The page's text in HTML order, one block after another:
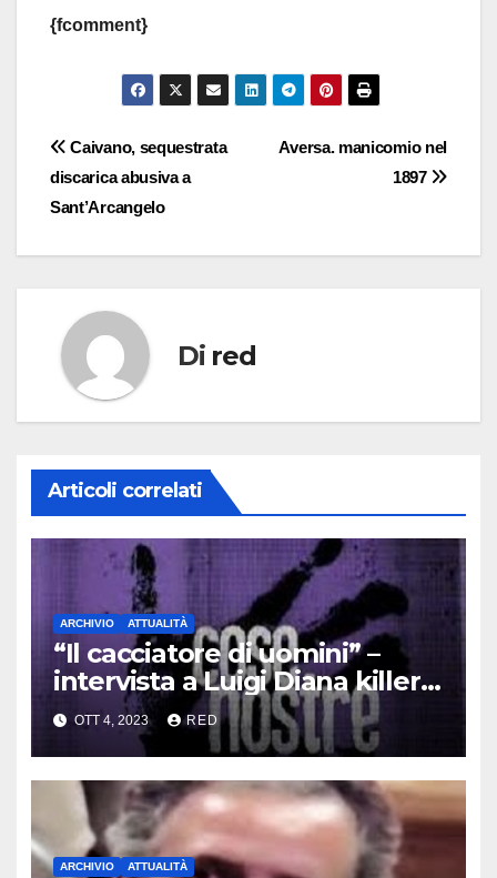
{fcomment}
Navigazione
articoli
Aversa. manicomio nel
1897
Caivano, sequestrata
discarica abusiva a
Sant’Arcangelo
Di red
Articoli correlati
ARCHIVIO ATTUALITÀ
“Il cacciatore di uomini” –
intervista a Luigi Diana killer
dei Casalesi
OTT 4, 2023 RED
ARCHIVIO ATTUALITÀ